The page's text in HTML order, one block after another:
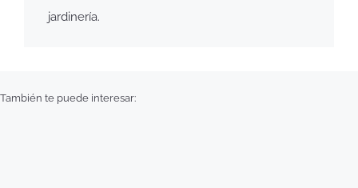
jardinería.
También te puede interesar: